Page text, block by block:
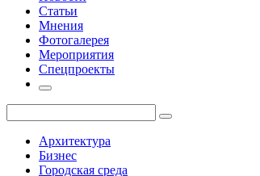
Статьи
Мнения
Фотогалерея
Мероприятия
Спецпроекты
Архитектура
Бизнес
Городская среда